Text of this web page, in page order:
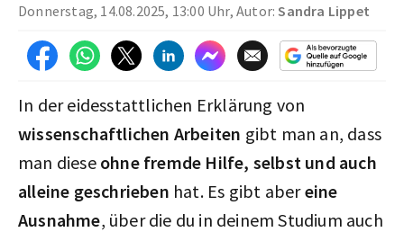
Donnerstag, 14.08.2025, 13:00 Uhr, Autor:Sandra Lippet
In der eidesstattlichen Erklärung von
wissenschaftlichen Arbeiten gibt man an, dass
man diese ohne fremde Hilfe, selbst und auch
alleine geschrieben hat. Es gibt abereine
Ausnahme, über die du in deinem Studium auch